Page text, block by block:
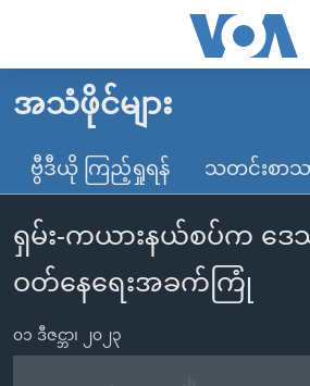
လွယ်ကူ
သည့်
Link
များ
ပင်မ
သို့
မူလစာမျက်နှာ
မြန်မာ
ကမ္ဘာ့သတင်းများ
နိုင်ငံတကာ
အမေရိကန်
အစ္စရေး-ပါလက်စတိုင်း
ဗွီဒီယို
သတင်းလွတ်လပ်ခွင့်
ရပ်ဝန်းတခု လမ်းတခု အလွန်
အင်္ဂလိပ်စာလေ့လာမယ်
အသံဖိုင်များ
ဗွီဒီယို ကြည့်ရှုရန် သတင်းစာသ
ရှမ်း-ကယားနယ်စပ်က ဒေ
ဝတ်နေရေးအခက်ကြုံ
၀၁ ဒီဇင္ဘာ၊ ၂၀၂၃